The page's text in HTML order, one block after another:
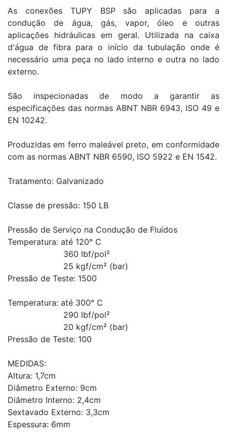
As conexões TUPY BSP são aplicadas para a
condução de água, gás, vapor, óleo e outras
aplicações hidráulicas em geral. Utilizada na caixa
d'água de fibra para o início da tubulação onde é
necessário uma peça no lado interno e outra no lado
externo.
São inspecionadas de modo a garantir as
especificações das normas ABNT NBR 6943, ISO 49 e
EN 10242.
Produzidas em ferro maleável preto, em conformidade
com as normas ABNT NBR 6590, ISO 5922 e EN 1542.
Tratamento: Galvanizado
Classe de pressão: 150 LB
Pressão de Serviço na Condução de Fluídos
Temperatura: até 120° C
360 lbf/pol²
25 kgf/cm² (bar)
Pressão de Teste: 1500
Temperatura: até 300° C
290 lbf/pol²
20 kgf/cm² (bar)
Pressão de Teste: 100
MEDIDAS:
Altura: 1,7cm
Diâmetro Externo: 9cm
Diâmetro Interno: 2,4cm
Sextavado Externo: 3,3cm
Espessura: 6mm